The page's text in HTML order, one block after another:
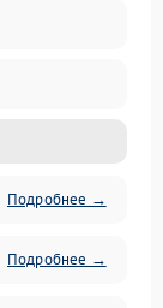
Подробнее →
Подробнее →